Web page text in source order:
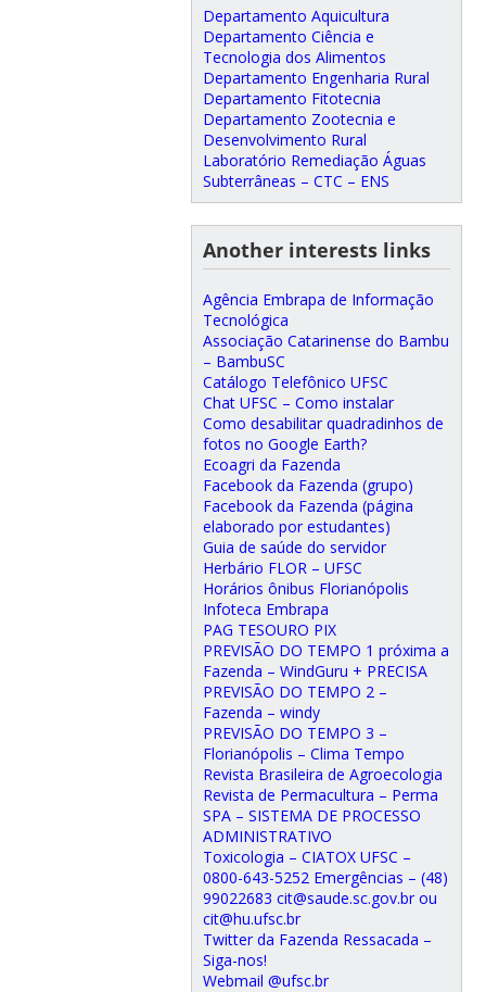
Departamento Aquicultura
Departamento Ciência e
Tecnologia dos Alimentos
Departamento Engenharia Rural
Departamento Fitotecnia
Departamento Zootecnia e
Desenvolvimento Rural
Laboratório Remediação Águas
Subterrâneas – CTC – ENS
Another interests links
Agência Embrapa de Informação
Tecnológica
Associação Catarinense do Bambu
– BambuSC
Catálogo Telefônico UFSC
Chat UFSC – Como instalar
Como desabilitar quadradinhos de
fotos no Google Earth?
Ecoagri da Fazenda
Facebook da Fazenda (grupo)
Facebook da Fazenda (página
elaborado por estudantes)
Guia de saúde do servidor
Herbário FLOR – UFSC
Horários ônibus Florianópolis
Infoteca Embrapa
PAG TESOURO PIX
PREVISÃO DO TEMPO 1 próxima a
Fazenda – WindGuru + PRECISA
PREVISÃO DO TEMPO 2 –
Fazenda – windy
PREVISÃO DO TEMPO 3 –
Florianópolis – Clima Tempo
Revista Brasileira de Agroecologia
Revista de Permacultura – Perma
SPA – SISTEMA DE PROCESSO
ADMINISTRATIVO
Toxicologia – CIATOX UFSC –
0800-643-5252 Emergências – (48)
99022683 cit@saude.sc.gov.br ou
cit@hu.ufsc.br
Twitter da Fazenda Ressacada –
Siga-nos!
Webmail @ufsc.br